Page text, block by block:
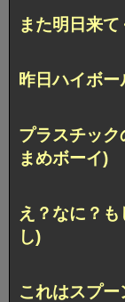
また明日来
昨日ハイボ
プラスチッ
まめボーイ)
え？なに？
し)
これはスプ